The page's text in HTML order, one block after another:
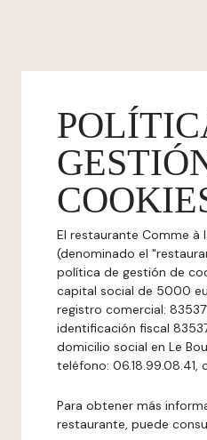
El restaurante Comme à
(denominado el
política de gestión de
capital social de 5000
registro comercial:
identificación fiscal
domicilio social en Le
teléfono:
Para obtener más
restaurante, puede